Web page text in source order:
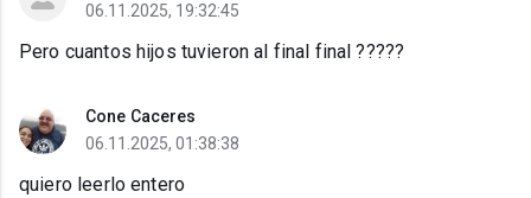
06.11.2025, 19:32:45
Pero cuantos hijos tuvieron al final final ?????
Cone Caceres
06.11.2025, 01:38:38
quiero leerlo entero